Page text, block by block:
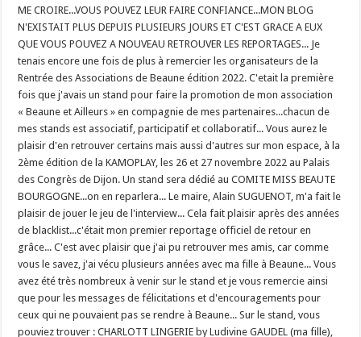
ME CROIRE...VOUS POUVEZ LEUR FAIRE CONFIANCE...MON BLOG
N'EXISTAIT PLUS DEPUIS PLUSIEURS JOURS ET C'EST GRACE A EUX
QUE VOUS POUVEZ A NOUVEAU RETROUVER LES REPORTAGES... Je
tenais encore une fois de plus à remercier les organisateurs de la
Rentrée des Associations de Beaune édition 2022. C'etait la première
fois que j'avais un stand pour faire la promotion de mon association
« Beaune et Ailleurs » en compagnie de mes partenaires...chacun de
mes stands est associatif, participatif et collaboratif... Vous aurez le
plaisir d'en retrouver certains mais aussi d'autres sur mon espace, à la
2ème édition de la KAMOPLAY, les 26 et 27 novembre 2022 au Palais
des Congrès de Dijon. Un stand sera dédié au COMITE MISS BEAUTE
BOURGOGNE...on en reparlera... Le maire, Alain SUGUENOT, m'a fait le
plaisir de jouer le jeu de l'interview... Cela fait plaisir après des années
de blacklist...c'était mon premier reportage officiel de retour en
grâce... C'est avec plaisir que j'ai pu retrouver mes amis, car comme
vous le savez, j'ai vécu plusieurs années avec ma fille à Beaune... Vous
avez été très nombreux à venir sur le stand et je vous remercie ainsi
que pour les messages de félicitations et d'encouragements pour
ceux qui ne pouvaient pas se rendre à Beaune... Sur le stand, vous
pouviez trouver : CHARLOTT LINGERIE by Ludivine GAUDEL (ma fille),